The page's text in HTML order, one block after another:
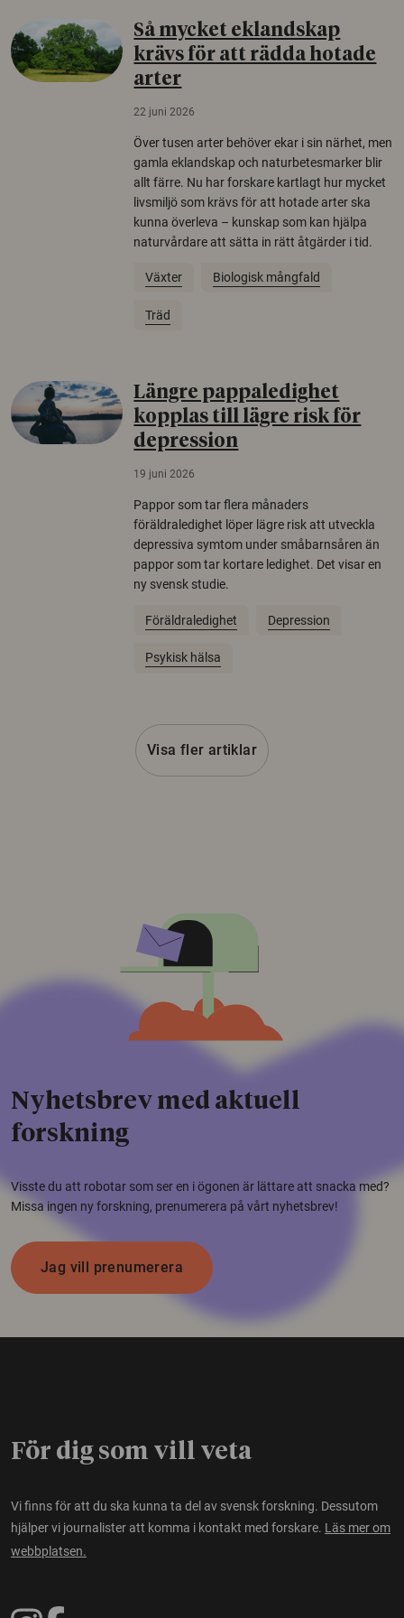
Så mycket eklandskap
krävs för att rädda hotade
arter
22 juni 2026
Över tusen arter behöver ekar i sin närhet, men
gamla eklandskap och naturbetesmarker blir
allt färre. Nu har forskare kartlagt hur mycket
livsmiljö som krävs för att hotade arter ska
kunna överleva – kunskap som kan hjälpa
naturvårdare att sätta in rätt åtgärder i tid.
Växter Biologisk mångfald
Träd
Längre pappaledighet
kopplas till lägre risk för
depression
19 juni 2026
Pappor som tar flera månaders
föräldraledighet löper lägre risk att utveckla
depressiva symtom under småbarnsåren än
pappor som tar kortare ledighet. Det visar en
ny svensk studie.
Föräldraledighet Depression
Psykisk hälsa
Visa fler artiklar
Nyhetsbrev med aktuell
forskning
Visste du att robotar som ser en i ögonen är lättare att snacka med?
Missa ingen ny forskning, prenumerera på vårt nyhetsbrev!
Jag vill prenumerera
För dig som vill veta
Vi finns för att du ska kunna ta del av svensk forskning. Dessutom
hjälper vi journalister att komma i kontakt med forskare. Läs mer om
webbplatsen.